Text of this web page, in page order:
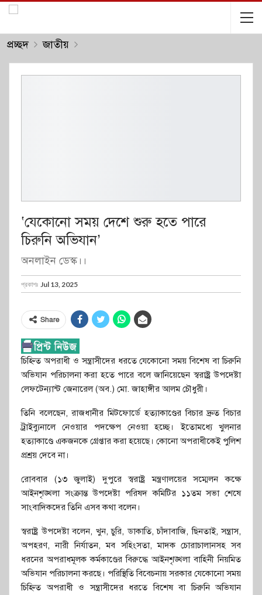
প্রচ্ছদ জাতীয়
‘যেকোনো সময় দেশে শুরু হতে পারে
চিরুনি অভিযান’
অনলাইন ডেস্ক।।
প্রকাশঃ Jul 13, 2025
Share
চিহ্নিত অপরাধী ও সন্ত্রাসীদের ধরতে যেকোনো সময় বিশেষ বা চিরুনি
অভিযান পরিচালনা করা হতে পারে বলে জানিয়েছেন স্বরাষ্ট্র উপদেষ্টা
লেফটেন্যান্ট জেনারেল (অব.) মো. জাহাঙ্গীর আলম চৌধুরী।
তিনি বলেছেন, রাজধানীর মিটফোর্ডে হত্যাকাণ্ডের বিচার দ্রুত বিচার
ট্রাইব্যুনালে নেওয়ার পদক্ষেপ নেওয়া হচ্ছে। ইতোমধ্যে খুলনার
হত্যাকাণ্ডে একজনকে গ্রেপ্তার করা হয়েছে। কোনো অপরাধীকেই পুলিশ
প্রশ্রয় দেবে না।
রোববার (১৩ জুলাই) দুপুরে স্বরাষ্ট্র মন্ত্রণালয়ের সম্মেলন কক্ষে
আইনশৃঙ্খলা সংক্রান্ত উপদেষ্টা পরিষদ কমিটির ১১তম সভা শেষে
সাংবাদিকদের তিনি এসব কথা বলেন।
স্বরাষ্ট্র উপদেষ্টা বলেন, খুন, চুরি, ডাকাতি, চাঁদাবাজি, ছিনতাই, সন্ত্রাস,
অপহরণ, নারী নির্যাতন, মব সহিংসতা, মাদক চোরাচালানসহ সব
ধরনের অপরাধমূলক কর্মকাণ্ডের বিরুদ্ধে আইনশৃঙ্খলা বাহিনী নিয়মিত
অভিযান পরিচালনা করছে। পরিস্থিতি বিবেচনায় সরকার যেকোনো সময়
চিহ্নিত অপরাধী ও সন্ত্রাসীদের ধরতে বিশেষ বা চিরুনি অভিযান